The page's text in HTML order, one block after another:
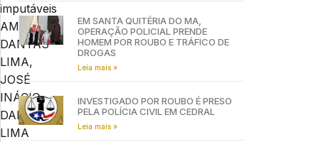
imputáveis
AMARILDO
DANTAS
LIMA,
JOSÉ
INÁCIO
DANTAS
LIMA
EM SANTA QUITÉRIA DO MA,
OPERAÇÃO POLICIAL PRENDE
HOMEM POR ROUBO E TRÁFICO DE
DROGAS
Leia mais »
INVESTIGADO POR ROUBO É PRESO
PELA POLÍCIA CIVIL EM CEDRAL
Leia mais »